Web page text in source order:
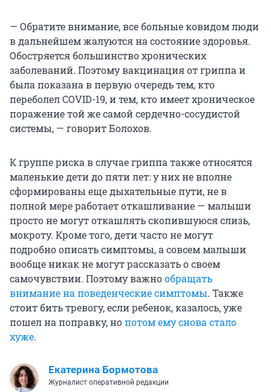
— Обратите внимание, все больные ковидом люди
в дальнейшем жалуются на состояние здоровья.
Обостряется большинство хронических
заболеваний. Поэтому вакцинация от гриппа и
была показана в первую очередь тем, кто
переболел COVID-19, и тем, кто имеет хроническое
поражение той же самой сердечно-сосудистой
системы, — говорит Болохов.
К группе риска в случае гриппа также относятся
маленькие дети до пяти лет: у них не вполне
сформированы еще дыхательные пути, не в
полной мере работает откашливание — малыши
просто не могут откашлять скопившуюся слизь,
мокроту. Кроме того, дети часто не могут
подробно описать симптомы, а совсем малыши
вообще никак не могут рассказать о своем
самочувствии. Поэтому важнообращать
внимание на поведенческие симптомы. Также
стоит бить тревогу, если ребенок, казалось, уже
пошел на поправку, нопотом ему снова стало
хуже.
Екатерина Бормотова
Журналист оперативной редакции